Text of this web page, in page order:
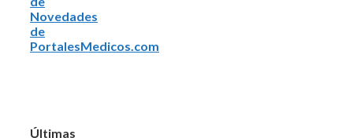
Novedades
de
PortalesMedicos.com
Últimas